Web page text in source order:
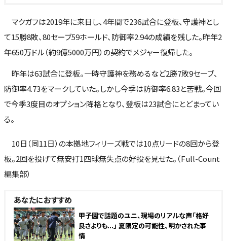
マクガフは2019年に来日し、4年間で236試合に登板、守護神とし
て15勝8敗、80セーブ59ホールド、防御率2.94の成績を残した。昨年2
年650万ドル（約9億5000万円）の契約でメジャー復帰した。
昨年は63試合に登板。一時守護神を務めるなど2勝7敗9セーブ、
防御率4.73をマークしていた。しかし今季は防御率6.83と苦戦。今回
で今季3度目のオプション降格となり、登板は23試合にとどまってい
る。
10日（同11日）の本拠地フィリーズ戦では10点リードの8回から登
板。2回を投げて無安打1四球無失点の好投を見せた。（Full-Count
編集部）
あなたにおすすめ
甲子園で話題のユニ、現場のリアルな声「格好
良さよりも...」 夏限定の可能性、明かされた事
情